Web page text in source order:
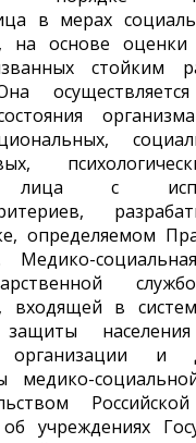
в мерах
на основе оценки
стойким
лица с
определяемом
Медико-
входящей в
населения
и
медико-
учреждениях